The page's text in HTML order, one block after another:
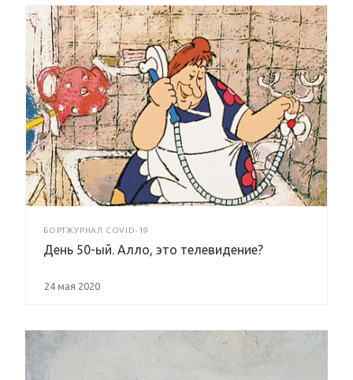
БОРТЖУРНАЛ COVID-19
День 50-ый. Алло, это телевидение?
24 мая 2020